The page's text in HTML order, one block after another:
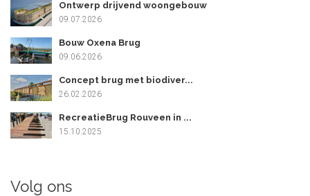
Ontwerp drijvend woongebouw
09.07.2026
Bouw Oxena Brug
09.06.2026
Concept brug met biodiver...
26.02.2026
RecreatieBrug Rouveen in ...
15.10.2025
Volg ons